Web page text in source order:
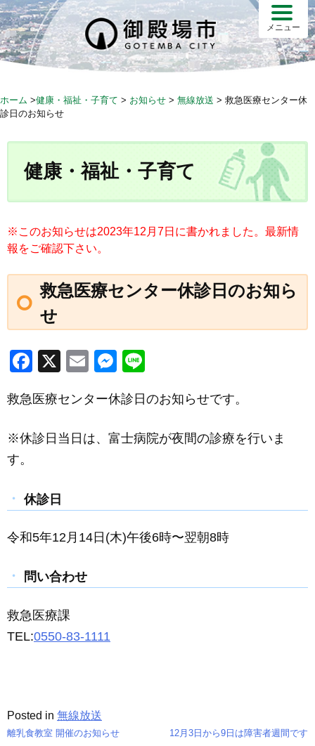
S
k
i
p
c
メニュー
ホーム >健康・福祉・子育て > お知らせ > 無線放送 > 救急医療センター休
診日のお知らせ
健康・福祉・子育て
※このお知らせは2023年12月7日に書かれました。最新情
報をご確認下さい。
救急医療センター休診日のお知ら
せ
F
c
e
b
o
k
X
E
ail
M
ss
e
n
e
救急医療センター休診日のお知らせです。
※休診日当日は、富士病院が夜間の診療を行いま
す。
休診日
令和5年12月14日(木)午後6時〜翌朝8時
問い合わせ
救急医療課
TEL:0550-83-1111
Posted in 無線放送
離乳食教室 開催のお知らせ 12月3日から9日は障害者週間です